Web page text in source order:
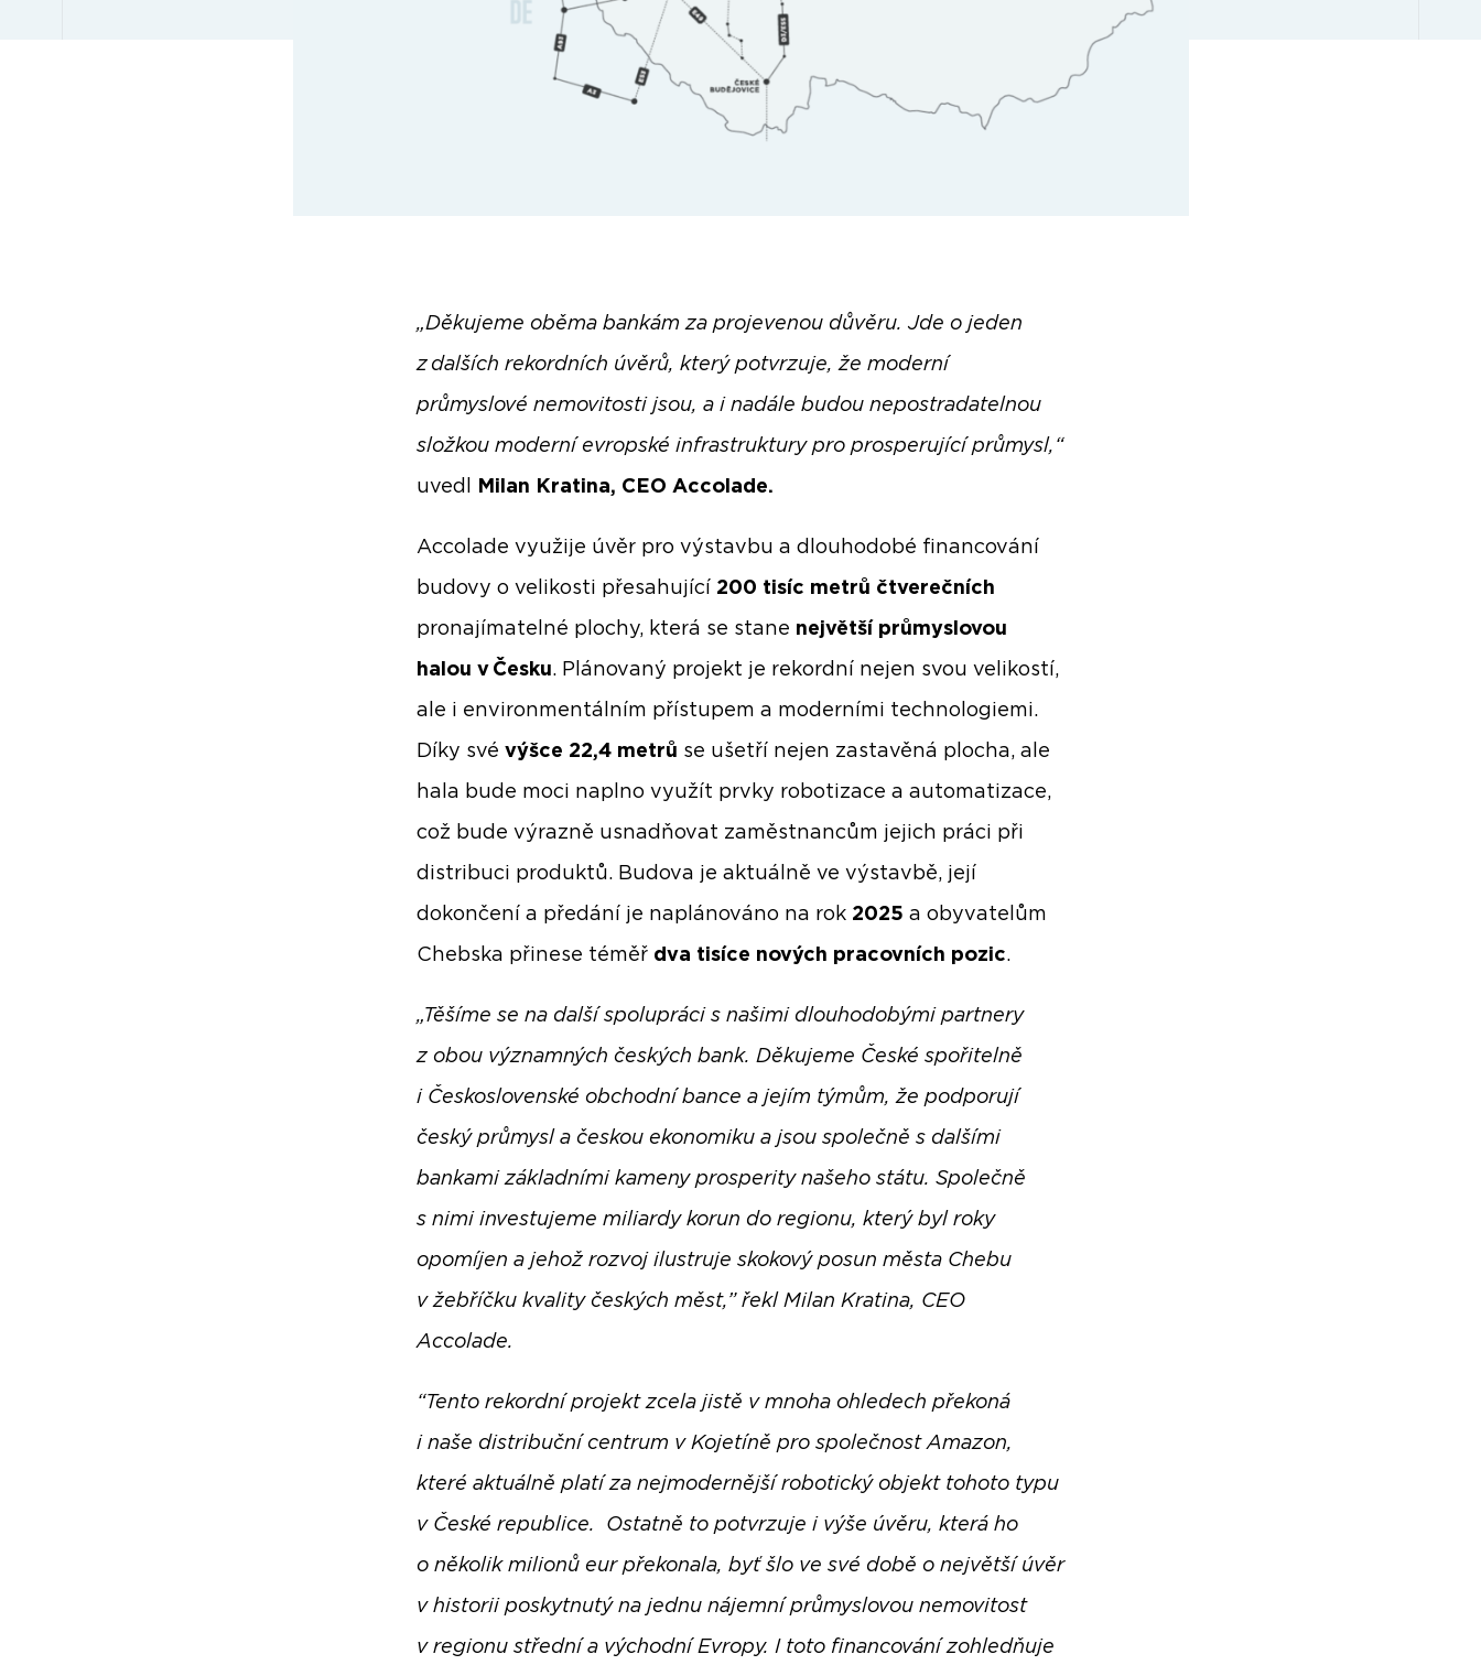
„Děkujeme oběma bankám za projevenou důvěru. Jde o jeden
z dalších rekordních úvěrů, který potvrzuje, že moderní
průmyslové nemovitosti jsou, a i nadále budou nepostradatelnou
složkou moderní evropské infrastruktury pro prosperující průmysl,“
uvedl Milan Kratina, CEO Accolade.
Accolade využije úvěr pro výstavbu a dlouhodobé financování
budovy o velikosti přesahující 200 tisíc metrů čtverečních
pronajímatelné plochy, která se stane největší průmyslovou
halou v Česku. Plánovaný projekt je rekordní nejen svou velikostí,
ale i environmentálním přístupem a moderními technologiemi.
Díky své výšce 22,4 metrů se ušetří nejen zastavěná plocha, ale
hala bude moci naplno využít prvky robotizace a automatizace,
což bude výrazně usnadňovat zaměstnancům jejich práci při
distribuci produktů. Budova je aktuálně ve výstavbě, její
dokončení a předání je naplánováno na rok 2025 a obyvatelům
Chebska přinese téměř dva tisíce nových pracovních pozic.
„Těšíme se na další spolupráci s našimi dlouhodobými partnery
z obou významných českých bank. Děkujeme České spořitelně
i Československé obchodní bance a jejím týmům, že podporují
český průmysl a českou ekonomiku a jsou společně s dalšími
bankami základními kameny prosperity našeho státu. Společně
s nimi investujeme miliardy korun do regionu, který byl roky
opomíjen a jehož rozvoj ilustruje skokový posun města Chebu
v žebříčku kvality českých měst,” řekl Milan Kratina, CEO
Accolade.
“Tento rekordní projekt zcela jistě v mnoha ohledech překoná
i naše distribuční centrum v Kojetíně pro společnost Amazon,
které aktuálně platí za nejmodernější robotický objekt tohoto typu
v České republice. Ostatně to potvrzuje i výše úvěru, která ho
o několik milionů eur překonala, byť šlo ve své době o největší úvěr
v historii poskytnutý na jednu nájemní průmyslovou nemovitost
v regionu střední a východní Evropy. I toto financování zohledňuje